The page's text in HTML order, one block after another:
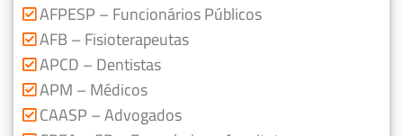
AFPESP – Funcionários Públicos
AFB – Fisioterapeutas
APCD – Dentistas
APM – Médicos
CAASP – Advogados